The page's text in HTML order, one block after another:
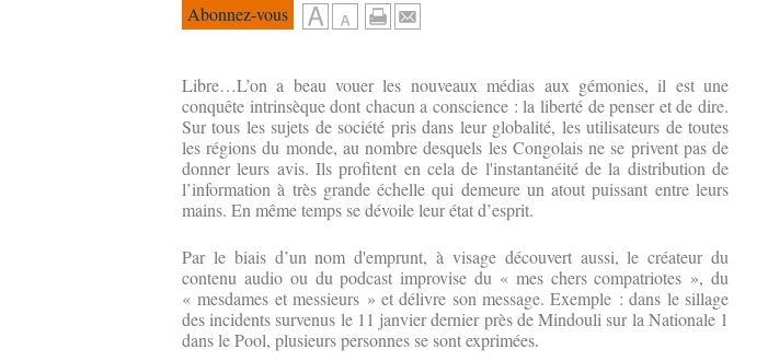
Abonnez-vous
Libre…L’on a beau vouer les nouveaux médias aux gémonies, il est une
conquête intrinsèque dont chacun a conscience : la liberté de penser et de dire.
Sur tous les sujets de société pris dans leur globalité, les utilisateurs de toutes
les régions du monde, au nombre desquels les Congolais ne se privent pas de
donner leurs avis. Ils profitent en cela de l'instantanéité de la distribution de
l’information à très grande échelle qui demeure un atout puissant entre leurs
mains. En même temps se dévoile leur état d’esprit.
Par le biais d’un nom d'emprunt, à visage découvert aussi, le créateur du
contenu audio ou du podcast improvise du « mes chers compatriotes », du
« mesdames et messieurs » et délivre son message. Exemple : dans le sillage
des incidents survenus le 11 janvier dernier près de Mindouli sur la Nationale 1
dans le Pool, plusieurs personnes se sont exprimées.